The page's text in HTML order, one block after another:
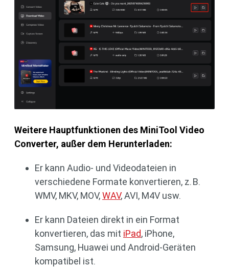
Weitere Hauptfunktionen des MiniTool Video
Converter, außer dem Herunterladen:
Er kann Audio- und Videodateien in
verschiedene Formate konvertieren, z. B.
WMV, MKV, MOV,WAV, AVI, M4V usw.
Er kann Dateien direkt in ein Format
konvertieren, das mit iPad, iPhone,
Samsung, Huawei und Android-Geräten
kompatibel ist.